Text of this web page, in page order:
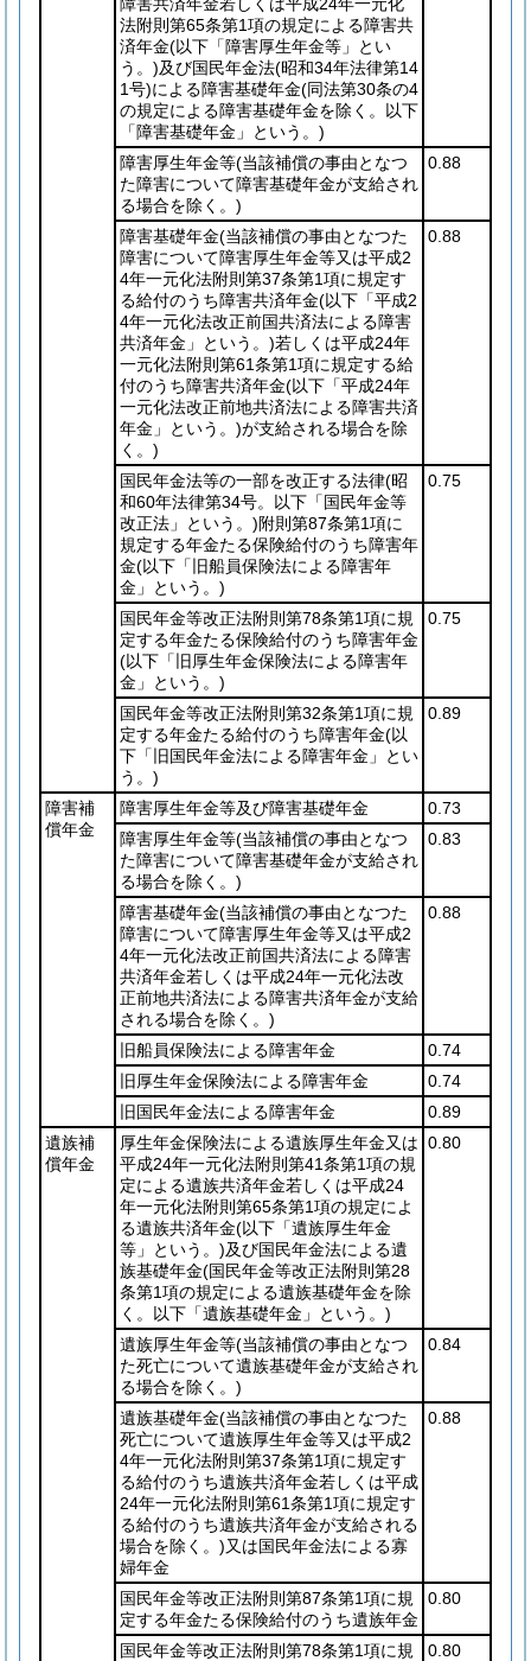
法附則第65条第1項の規定による障害共
済年金(以下「障害厚生年金等」とい
う。)及び国民年金法(昭和34年法律第14
1号)による障害基礎年金(同法第30条の4
の規定による障害基礎年金を除く。以下
「障害基礎年金」という。)
障害厚生年金等(当該補償の事由となつ
た障害について障害基礎年金が支給され
る場合を除く。)
0.88
障害基礎年金(当該補償の事由となつた
障害について障害厚生年金等又は平成2
4年一元化法附則第37条第1項に規定す
る給付のうち障害共済年金(以下「平成2
4年一元化法改正前国共済法による障害
共済年金」という。)若しくは平成24年
一元化法附則第61条第1項に規定する給
付のうち障害共済年金(以下「平成24年
一元化法改正前地共済法による障害共済
年金」という。)が支給される場合を除
く。)
0.88
国民年金法等の一部を改正する法律(昭
和60年法律第34号。以下「国民年金等
改正法」という。)附則第87条第1項に
規定する年金たる保険給付のうち障害年
金(以下「旧船員保険法による障害年
金」という。)
0.75
国民年金等改正法附則第78条第1項に規
定する年金たる保険給付のうち障害年金
(以下「旧厚生年金保険法による障害年
金」という。)
0.75
国民年金等改正法附則第32条第1項に規
定する年金たる給付のうち障害年金(以
下「旧国民年金法による障害年金」とい
う。)
0.89
障害補
償年金
障害厚生年金等及び障害基礎年金
0.73
障害厚生年金等(当該補償の事由となつ
た障害について障害基礎年金が支給され
る場合を除く。)
0.83
障害基礎年金(当該補償の事由となつた
障害について障害厚生年金等又は平成2
4年一元化法改正前国共済法による障害
共済年金若しくは平成24年一元化法改
正前地共済法による障害共済年金が支給
される場合を除く。)
0.88
旧船員保険法による障害年金
0.74
旧厚生年金保険法による障害年金
0.74
旧国民年金法による障害年金
0.89
遺族補
償年金
厚生年金保険法による遺族厚生年金又は
平成24年一元化法附則第41条第1項の規
定による遺族共済年金若しくは平成24
年一元化法附則第65条第1項の規定によ
る遺族共済年金(以下「遺族厚生年金
等」という。)及び国民年金法による遺
族基礎年金(国民年金等改正法附則第28
条第1項の規定による遺族基礎年金を除
く。以下「遺族基礎年金」という。)
0.80
遺族厚生年金等(当該補償の事由となつ
た死亡について遺族基礎年金が支給され
る場合を除く。)
0.84
遺族基礎年金(当該補償の事由となつた
死亡について遺族厚生年金等又は平成2
4年一元化法附則第37条第1項に規定す
る給付のうち遺族共済年金若しくは平成
24年一元化法附則第61条第1項に規定す
る給付のうち遺族共済年金が支給される
場合を除く。)又は国民年金法による寡
婦年金
0.88
国民年金等改正法附則第87条第1項に規
定する年金たる保険給付のうち遺族年金
0.80
国民年金等改正法附則第78条第1項に規
0.80